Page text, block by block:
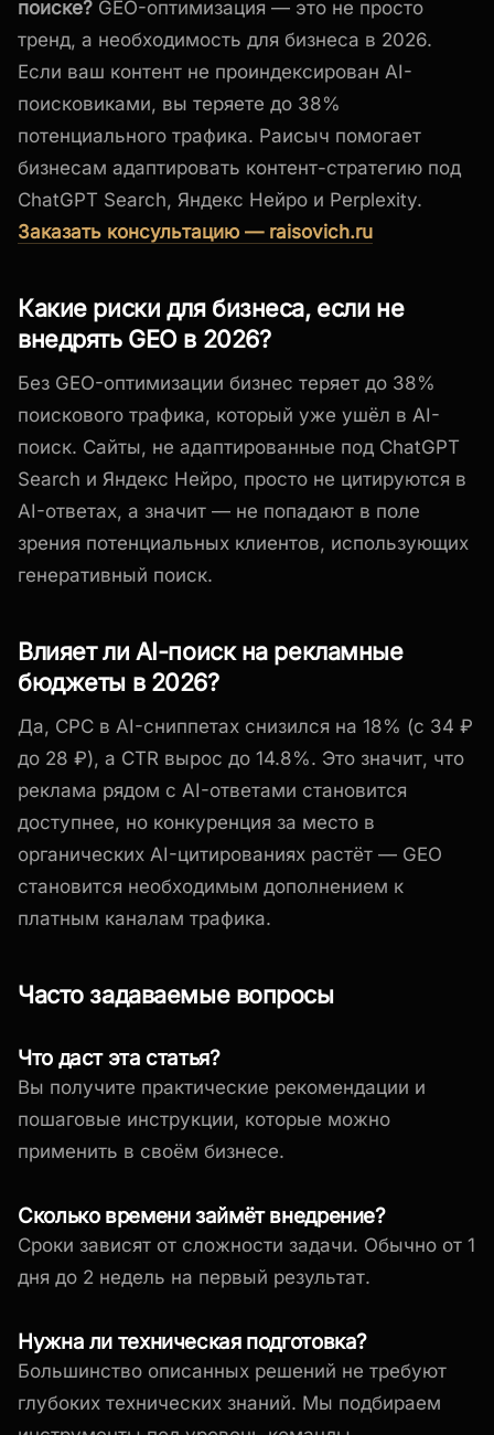
поиске? GEO-оптимизация — это не просто
тренд, а необходимость для бизнеса в 2026.
Если ваш контент не проиндексирован AI-
поисковиками, вы теряете до 38%
потенциального трафика. Раисыч помогает
бизнесам адаптировать контент-стратегию под
ChatGPT Search, Яндекс Нейро и Perplexity.
Заказать консультацию — raisovich.ru
Какие риски для бизнеса, если не
внедрять GEO в 2026?
Без GEO-оптимизации бизнес теряет до 38%
поискового трафика, который уже ушёл в AI-
поиск. Сайты, не адаптированные под ChatGPT
Search и Яндекс Нейро, просто не цитируются в
AI-ответах, а значит — не попадают в поле
зрения потенциальных клиентов, использующих
генеративный поиск.
Влияет ли AI-поиск на рекламные
бюджеты в 2026?
Да, CPC в AI-сниппетах снизился на 18% (с 34 ₽
до 28 ₽), а CTR вырос до 14.8%. Это значит, что
реклама рядом с AI-ответами становится
доступнее, но конкуренция за место в
органических AI-цитированиях растёт — GEO
становится необходимым дополнением к
платным каналам трафика.
Часто задаваемые вопросы
Что даст эта статья?
Вы получите практические рекомендации и
пошаговые инструкции, которые можно
применить в своём бизнесе.
Сколько времени займёт внедрение?
Сроки зависят от сложности задачи. Обычно от 1
дня до 2 недель на первый результат.
Нужна ли техническая подготовка?
Большинство описанных решений не требуют
глубоких технических знаний. Мы подбираем